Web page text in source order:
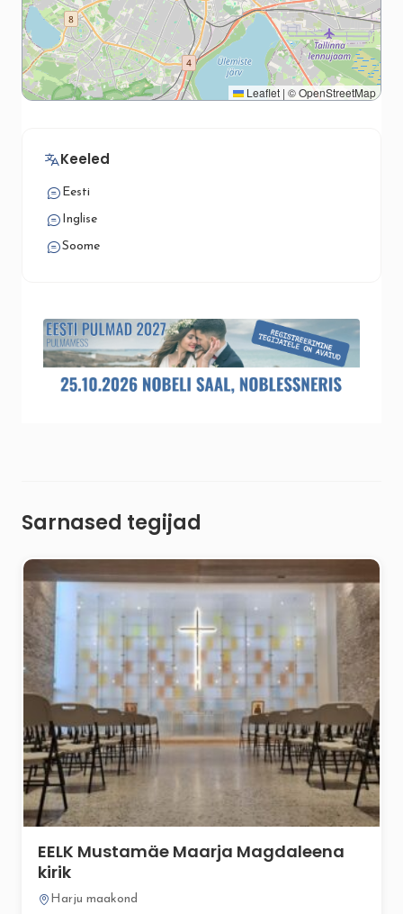
Leaflet | ©OpenStreetMap
Keeled
Eesti
Inglise
Soome
Sarnased tegijad
EELK Mustamäe Maarja Magdaleena
kirik
Harju maakond